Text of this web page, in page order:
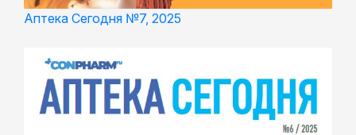
Аптека Сегодня №7, 2025